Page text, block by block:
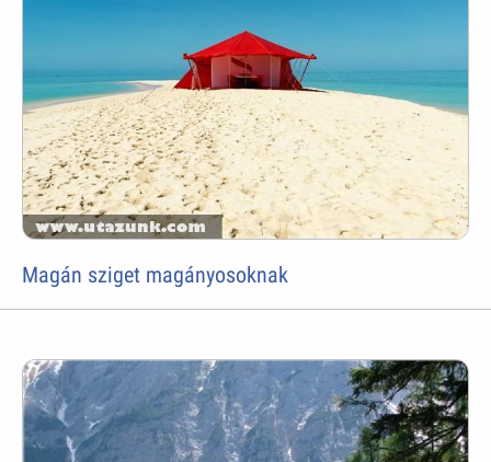
Magán sziget magányosoknak